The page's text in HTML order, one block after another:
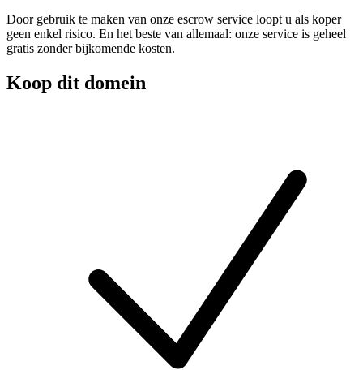
Door gebruik te maken van onze escrow service loopt u als koper
geen enkel risico. En het beste van allemaal: onze service is geheel
gratis zonder bijkomende kosten.
Koop dit domein